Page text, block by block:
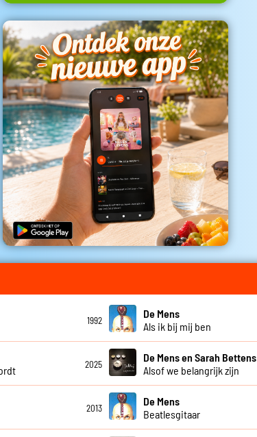
1992
De Mens
Als ik bij mij ben
2025
De Mens en Sarah Bettens
Alsof we belangrijk zijn
2013
De Mens
Beatlesgitaar